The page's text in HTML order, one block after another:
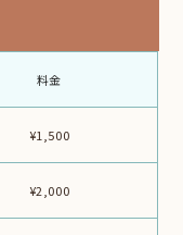
料金
¥1,500
¥2,000